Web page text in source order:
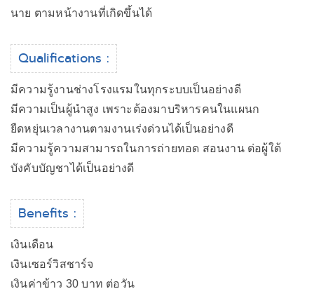
นาย ตามหน้างานที่เกิดขึ้นได้
Qualifications :
มีความรู้งานช่างโรงแรมในทุกระบบเป็นอย่างดี
มีความเป็นผู้นำสูง เพราะต้องมาบริหารคนในแผนก
ยืดหยุ่นเวลางานตามงานเร่งด่วนได้เป็นอย่างดี
มีความรู้ความสามารถในการถ่ายทอด สอนงาน ต่อผู้ใต้
บังคับบัญชาได้เป็นอย่างดี
Benefits :
เงินเดือน
เงินเซอร์วิสชาร์จ
เงินค่าข้าว 30 บาท ต่อวัน